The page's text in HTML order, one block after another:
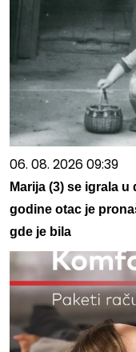
06. 08. 2026 09:39
Marija (3) se igrala
godine otac je
gde je bila